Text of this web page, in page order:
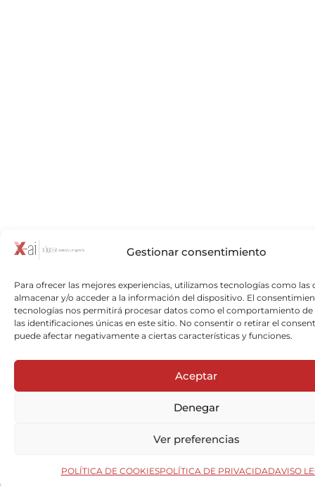
Gestionar consentimiento
Para ofrecer las mejores experiencias, utilizamos tecnologías como las
almacenar y/o acceder a la información del dispositivo. El
tecnologías nos permitirá procesar datos como el comportamiento de
las identificaciones únicas en este sitio. No consentir o retirar el
puede afectar negativamente a ciertas características y funciones.
Aceptar
Denegar
Ver preferencias
POLÍTICA DE COOKIESPOLÍTICA DE PRIVACIDADAVISO